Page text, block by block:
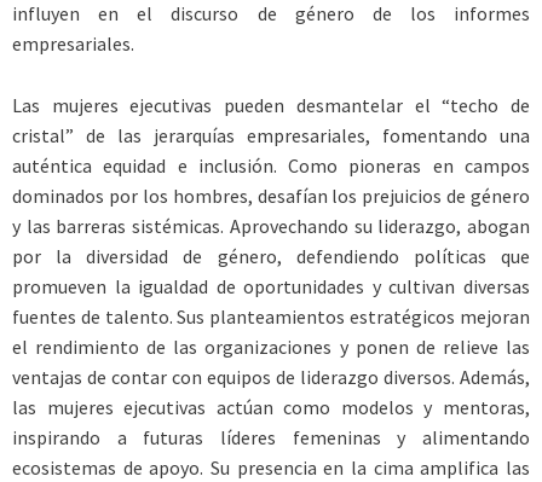
influyen en el discurso de género de los informes
empresariales.
Las mujeres ejecutivas pueden desmantelar el “techo de
cristal” de las jerarquías empresariales, fomentando una
auténtica equidad e inclusión. Como pioneras en campos
dominados por los hombres, desafían los prejuicios de género
y las barreras sistémicas. Aprovechando su liderazgo, abogan
por la diversidad de género, defendiendo políticas que
promueven la igualdad de oportunidades y cultivan diversas
fuentes de talento. Sus planteamientos estratégicos mejoran
el rendimiento de las organizaciones y ponen de relieve las
ventajas de contar con equipos de liderazgo diversos. Además,
las mujeres ejecutivas actúan como modelos y mentoras,
inspirando a futuras líderes femeninas y alimentando
ecosistemas de apoyo. Su presencia en la cima amplifica las